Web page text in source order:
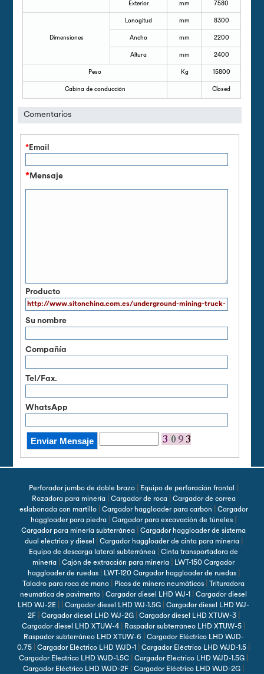
Exterior mm 7580
Dimensiones
Lonogitud mm 8300
Ancho mm 2200
Altura mm 2400
Peso Kg 15800
Cabina de conducción Closed
Comentarios
*Email
*Mensaje
Producto
Su nombre
Compañía
Tel/Fax.
WhatsApp
Perforador jumbo de doble brazo Equipo de perforación frontal
Rozadora para minería| Cargador de roca|
Cargador de correa
eslabonada con martillo| Cargador haggloader para carbón
Cargador
haggloader para piedra
Cargador para excavación de túneles
Cargador para minería subterránea
Cargador haggloader de sistema
dual eléctrico y diesel
Cargador haggloader de cinta para minería|
Equipo de descarga lateral subterránea
Cinta transportadora de
minería
Cajón de extracción para minería
LWT-150 Cargador
haggloader de ruedas| LWT-120 Cargador haggloader de ruedas|
Taladro para roca de mano Picos de minero neumáticos
Trituradora
neumática de pavimento
Cargador diesel LHD WJ-1
Cargador diesel
LHD WJ-2E
Cargador diesel LHD WJ-1.5G
Cargador diesel LHD WJ-
2F| Cargador diesel LHD WJ-2G| Cargador diesel LHD XTUW-3|
Cargador diesel LHD XTUW-4 Raspador subterráneo LHD XTUW-5
Raspador subterráneo LHD XTUW-6
Cargador Eléctrico LHD WJD-
0.75
Cargador Eléctrico LHD WJD-1 Cargador Eléctrico LHD WJD-1.5
Cargador Eléctrico LHD WJD-1.5C Cargador Eléctrico LHD WJD-1.5G
Cargador Eléctrico LHD WJD-2F Cargador Eléctrico LHD WJD-2G